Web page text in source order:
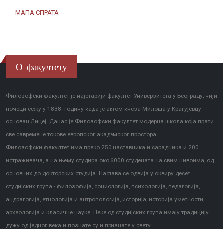
МАПА СПРАТА
О факултету
Филозофски факултет је најстарији факултет Универзитета у Београду, чији
почеци сежу у 1838. годину када је актом кнеза Милоша у Крагујевцу
основан Лицеј. Данас је Филозофски факултет модерна школа која прати
све савремене токове европског академског простора.
Филозофски факултет има преко 250 наставника и сарадника и 200
истраживача, а на њему студира око 6000 студената на свим нивоима, од
основних до докторских студија. Настава се одвија у оквиру десет
студијских група - филозофија, социологија, психологија, педагогија,
андрагогија, етнологија и антропологија, историја, историја уметности,
археологија и класичне науке. Неке од студијских група имају традицију
дужу од једног века и познате су и признате у свету.